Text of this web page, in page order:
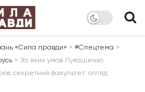
«Сила правди» > #Спецтема >
> За яких умов Лукашенко
секретний факультет: огляд